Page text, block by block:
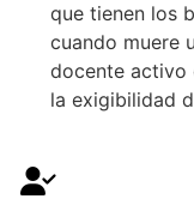
que tienen los
cuando muere
docente activo
la exigibilidad